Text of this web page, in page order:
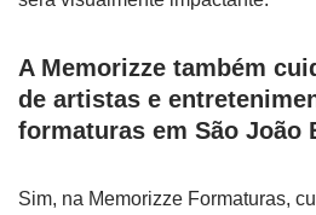
A Memorizze também
de artistas e
formaturas em São João
Sim, na Memorizze Formaturas,